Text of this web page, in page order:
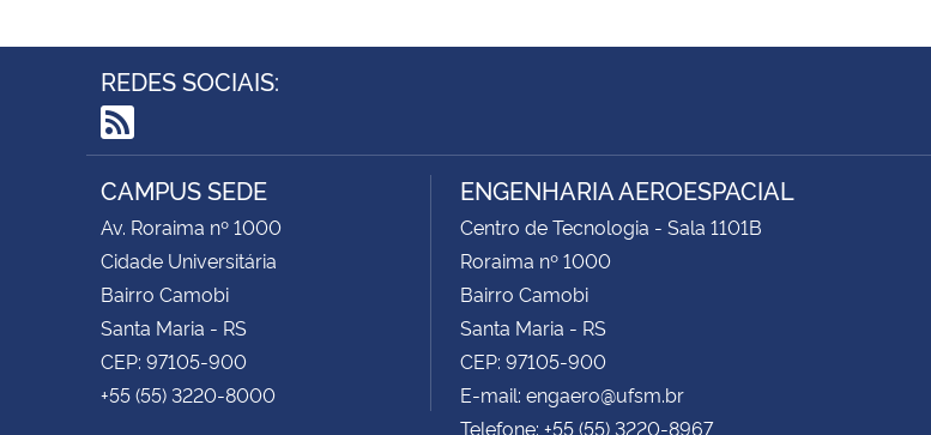
REDES SOCIAIS:
RSS
CAMPUS SEDE
Av. Roraima nº 1000
Cidade Universitária
Bairro Camobi
Santa Maria - RS
CEP: 97105-900
+55 (55) 3220-8000
ENGENHARIA AEROESPACIAL
Centro de Tecnologia - Sala 1101B
Roraima nº 1000
Bairro Camobi
Santa Maria - RS
CEP: 97105-900
E-mail: engaero@ufsm.br
Telefone: +55 (55) 3220-8967